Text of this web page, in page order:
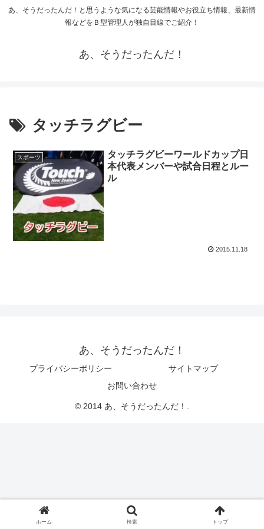
あ、そうだったんだ！と思うような気になる芸能情報やお役立ち情報、最新情
報などをＢ型管理人が独自目線でご紹介！
あ、そうだったんだ！
タッチラグビー
スポーツ
タッチラグビーワールドカップ日
本代表メンバーや試合日程とルー
ル
2015.11.18
あ、そうだったんだ！
プライバシーポリシー
サイトマップ
お問い合わせ
© 2014 あ、そうだったんだ！.
ホーム 検索 トップ